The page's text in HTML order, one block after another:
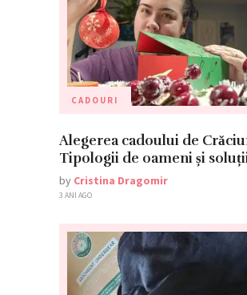
CADOURI
Alegerea cadoului de
Tipologii de oameni și
by Cristina Dragomir
3 ANI AGO